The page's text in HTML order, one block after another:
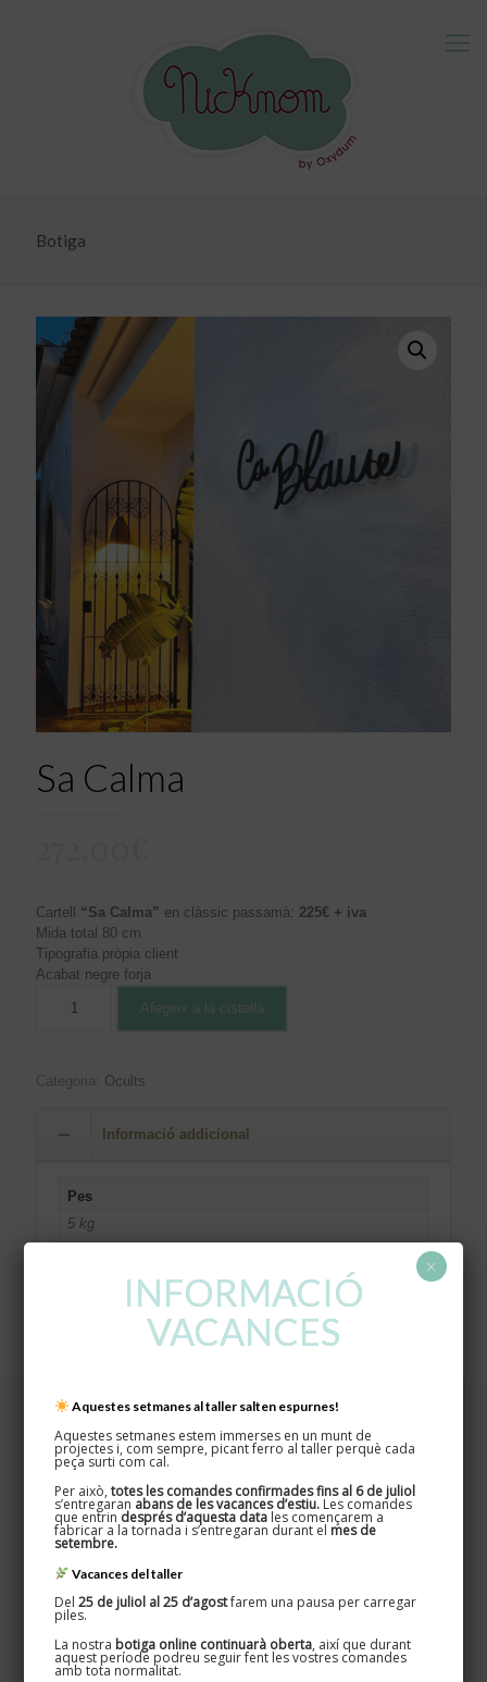
Botiga
Sa Calma
Cartell “Sa Calma” en clàssic passamà: 225€ + iva
Mida total 80 cm
Tipografia pròpia client
Acabat negre forja
Afegeix a la cistella
Categoria: Ocults
Informació addicional
Pes
5 kg
190 × 40 × 15 cm
Oxydum · Nicknom
INFORMACIÓ
VACANCES
Aquestes setmanes al taller salten espurnes!
Aquestes setmanes estem immerses en un munt de
projectes i, com sempre, picant ferro al taller perquè cada
peça surti com cal.
Per això,totes les comandes confirmades fins al 6 de juliol
s’entregaran abans de les vacances d’estiu. Les comandes
que entrin després d’aquesta data les començarem a
fabricar a la tornada i s’entregaran durant el mes de
setembre.
Vacances del taller
Del 25 de juliol al 25 d’agostfarem una pausa per carregar
piles.
La nostra botiga online continuarà oberta, així que durant
aquest període podreu seguir fent les vostres comandes
amb tota normalitat.
×